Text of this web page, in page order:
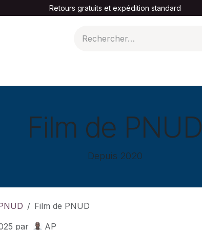
Retours gratuits et expédition standard
Film de PNUD
Depuis 2020
Film de PNUD
par AP